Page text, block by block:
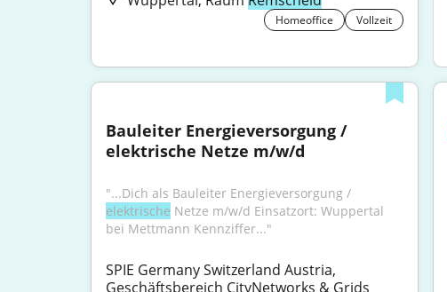
Homeoffice Vollzeit
Bauleiter Energieversorgung /
elektrische Netze m/w/d
elektrische Netze m/w/d Einsatzort: Wuppertal
bei Mettmann Kennziffer..."
SPIE Germany Switzerland Austria,
Geschäftsbereich CityNetworks & Grids